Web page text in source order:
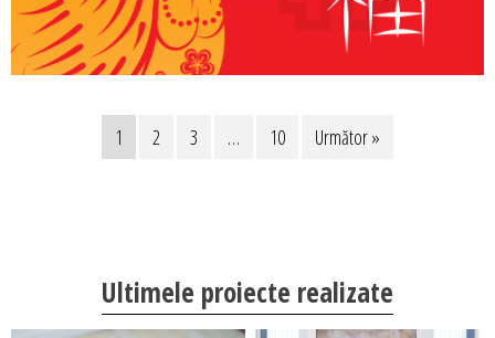
1 2 3 … 10 Următor »
Ultimele proiecte realizate